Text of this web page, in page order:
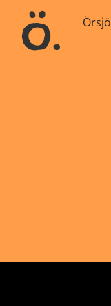
ö. Örsjö